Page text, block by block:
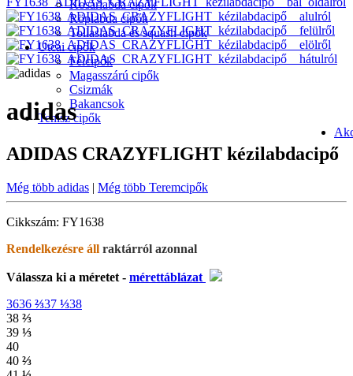
Kosárlabda cipők
Röplabda cipők
Tollaslabda és squash cipők
Utcai cipők
Félcipők
Magasszárú cipők
Csizmák
Bakancsok
Tenisz cipők
adidas
ADIDAS CRAZYFLIGHT kézilabdacipő
Még több adidas | Még több Teremcipők
Cikkszám: FY1638
Rendelkezésre áll raktárról azonnal
Válassza ki a méretet - mérettáblázat
3636 ⅔37 ⅓38
38 ⅔
39 ⅓
40
40 ⅔